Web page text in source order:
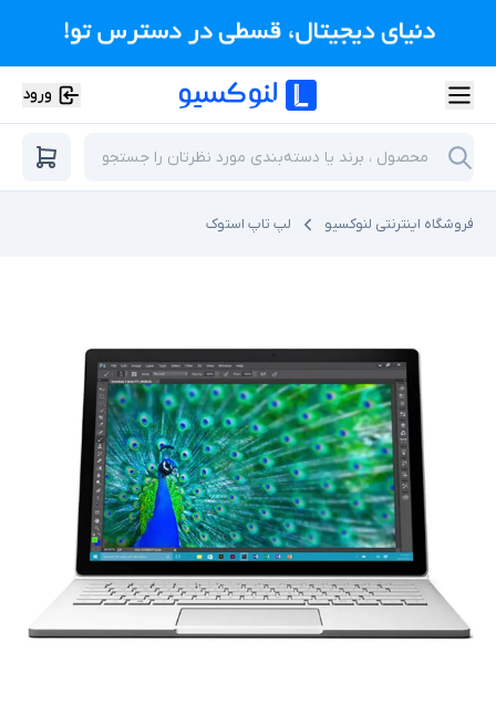
ورود
فروشگاه اینترنتی لنوکسیو لپ تاپ استوک